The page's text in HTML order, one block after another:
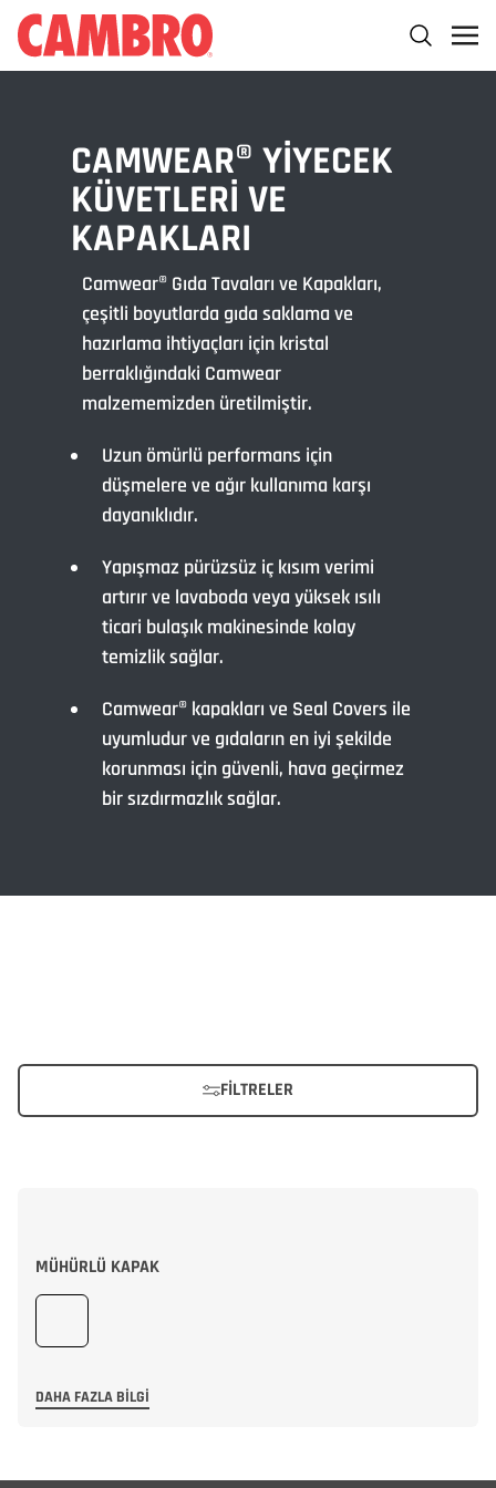
CAMWEAR® YIYECEK
KÜVETLERI VE
KAPAKLARI
Camwear® Gıda Tavaları ve Kapakları,
çeşitli boyutlarda gıda saklama ve
hazırlama ihtiyaçları için kristal
berraklığındaki Camwear
malzememizden üretilmiştir.
Uzun ömürlü performans için
düşmelere ve ağır kullanıma karşı
dayanıklıdır.
Yapışmaz pürüzsüz iç kısım verimi
artırır ve lavaboda veya yüksek ısılı
ticari bulaşık makinesinde kolay
temizlik sağlar.
Camwear® kapakları ve Seal Covers ile
uyumludur ve gıdaların en iyi şekilde
korunması için güvenli, hava geçirmez
bir sızdırmazlık sağlar.
FILTRELER
MÜHÜRLÜ KAPAK
DAHA FAZLA BILGI